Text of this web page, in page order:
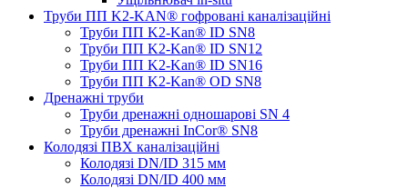
Труби ПП K2-KAN® гоф­ровані каналізаційні
Труби ПП K2-Kan® ID SN8
Труби ПП K2-Kan® ID SN12
Труби ПП K2-Kan® ID SN16
Труби ПП K2-Kan® OD SN8
Дренажні труби
Труби дренажні одношарові SN 4
Труби дренажні InCor® SN8
Колодязі ПВХ каналізаційні
Колодязі DN/ID 315 мм
Колодязі DN/ID 400 мм